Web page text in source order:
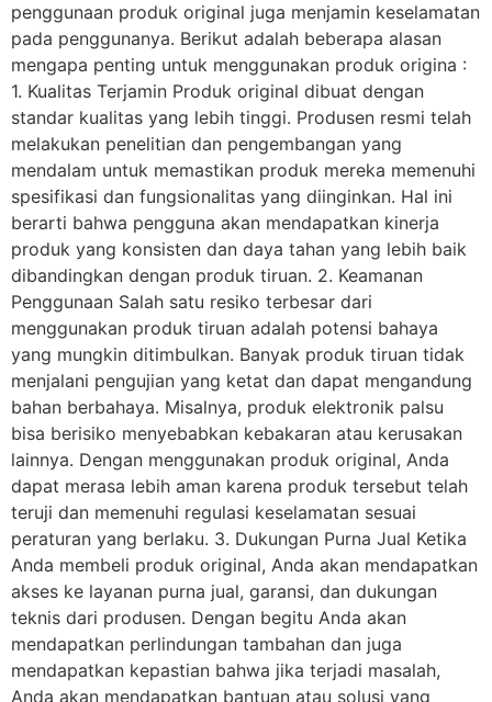
penggunaan produk original juga menjamin keselamatan
pada penggunanya. Berikut adalah beberapa alasan
mengapa penting untuk menggunakan produk origina :
1. Kualitas Terjamin Produk original dibuat dengan
standar kualitas yang lebih tinggi. Produsen resmi telah
melakukan penelitian dan pengembangan yang
mendalam untuk memastikan produk mereka memenuhi
spesifikasi dan fungsionalitas yang diinginkan. Hal ini
berarti bahwa pengguna akan mendapatkan kinerja
produk yang konsisten dan daya tahan yang lebih baik
dibandingkan dengan produk tiruan. 2. Keamanan
Penggunaan Salah satu resiko terbesar dari
menggunakan produk tiruan adalah potensi bahaya
yang mungkin ditimbulkan. Banyak produk tiruan tidak
menjalani pengujian yang ketat dan dapat mengandung
bahan berbahaya. Misalnya, produk elektronik palsu
bisa berisiko menyebabkan kebakaran atau kerusakan
lainnya. Dengan menggunakan produk original, Anda
dapat merasa lebih aman karena produk tersebut telah
teruji dan memenuhi regulasi keselamatan sesuai
peraturan yang berlaku. 3. Dukungan Purna Jual Ketika
Anda membeli produk original, Anda akan mendapatkan
akses ke layanan purna jual, garansi, dan dukungan
teknis dari produsen. Dengan begitu Anda akan
mendapatkan perlindungan tambahan dan juga
mendapatkan kepastian bahwa jika terjadi masalah,
Anda akan mendapatkan bantuan atau solusi yang